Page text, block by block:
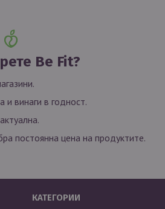
Be Fit?
и винаги в годност.
постоянна цена на продуктите.
КАТЕГОРИИ